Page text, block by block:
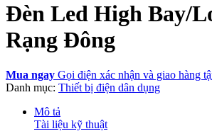
Đèn Led High Bay/
Rạng Đông
Mua ngay Gọi điện xác nhận và giao hàng
Danh mục: Thiết bị điện dân dụng
Mô tả
Tài liệu kỹ thuật